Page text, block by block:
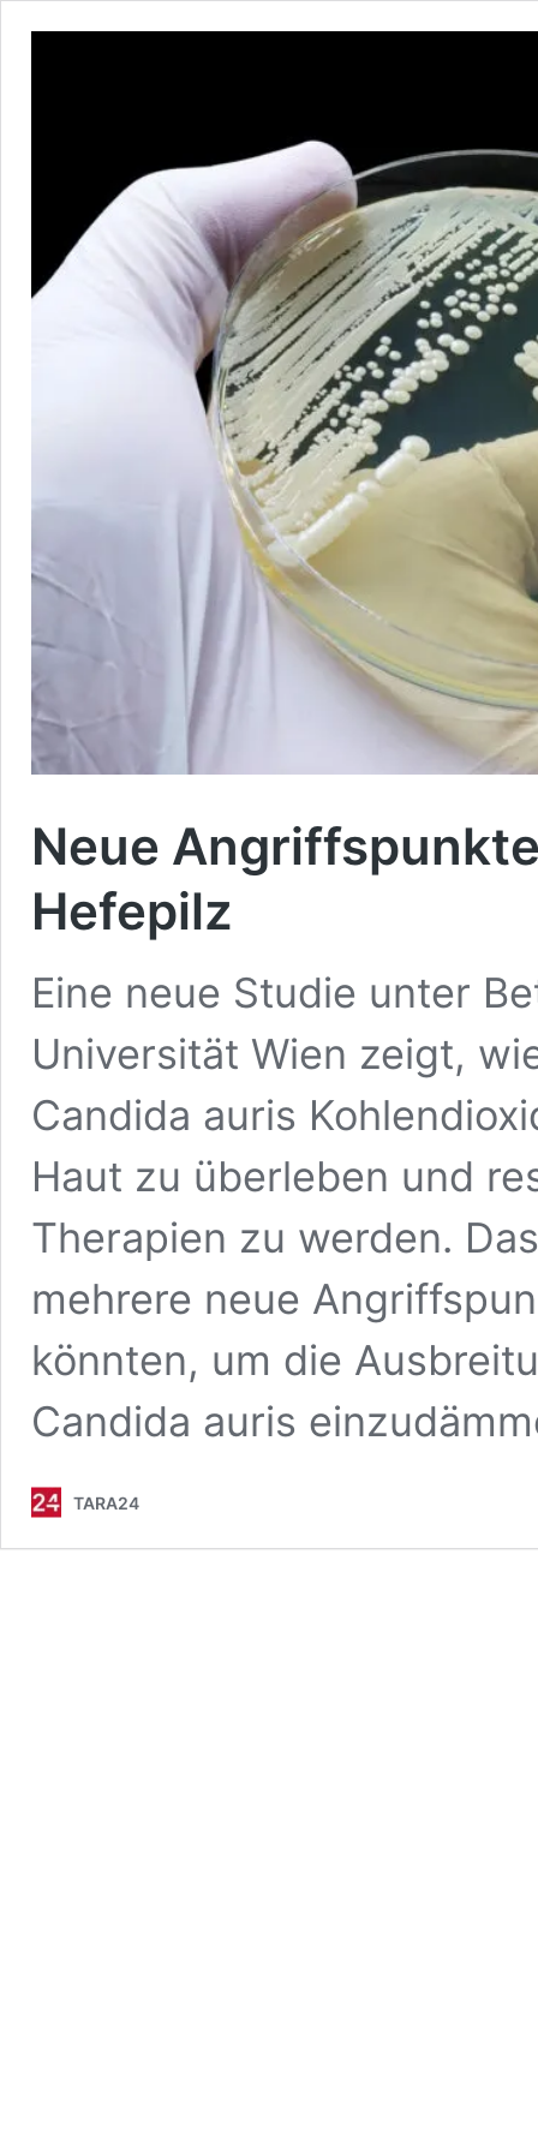
Neue
Hefepilz
Eine neue Studie unter
Universität Wien zeigt,
Candida auris
Haut zu überleben und
Therapien zu werden.
mehrere neue
könnten, um die
Candida auris
TARA24